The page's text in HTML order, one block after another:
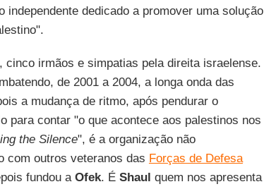
independente dedicado a promover uma solução
cinco irmãos e simpatias pela direita israelense.
de 2001 a 2004, a longa onda das
a mudança de ritmo, após pendurar o
para contar "o que acontece aos palestinos nos
the Silence", é a organização não
com outros veteranos das Forças de Defesa
fundou a Ofek. É Shaul quem nos apresenta